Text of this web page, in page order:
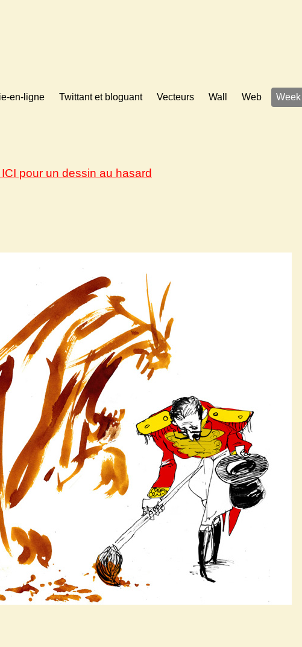
en-ligne Twittant et bloguant Vecteurs Wall Web Week
pour un dessin au hasard